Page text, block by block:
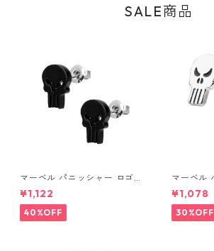
SALE商品
マーベル パニッシャー ロゴス
タッドピアス ブラック MARV
EL
¥1,122
40%OFF
マーベル
タッドピ
EL
¥1,078
30%OFF